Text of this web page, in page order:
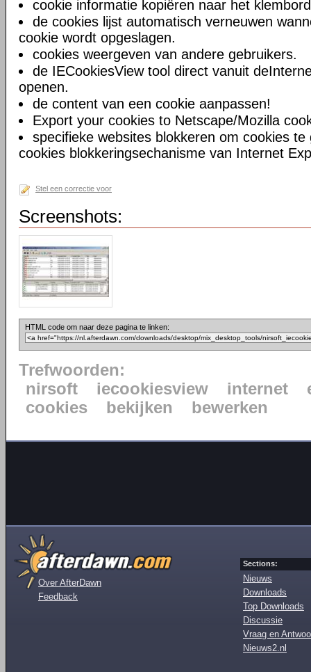
cookie informatie kopiëren naar het
de cookies lijst automatisch verneuwen
cookie wordt opgeslagen.
cookies weergeven van andere gebruikers.
de IECookiesView tool direct vanuit
openen.
de content van een cookie aanpassen!
Export your cookies to Netscape/Mozilla
specifieke websites blokkeren om cookies te
cookies blokkeringsechanisme van Internet
Stel een correctie voor
Screenshots:
HTML code om naar deze pagina te linken:
Trefwoorden:
nirsoft
iecookiesview internet
cookies
bekijken bewerken
Over AfterDawn
Feedback
Sections:
Nieuws
Downloads
Top Downloads
Discussie
Vraag en
Nieuws2.nl